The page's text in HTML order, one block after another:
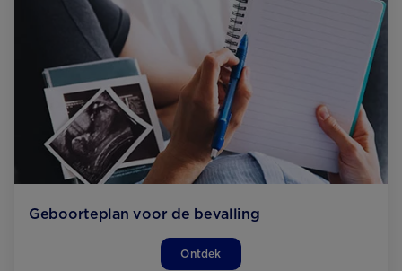
Geboorteplan voor de bevalling
Ontdek